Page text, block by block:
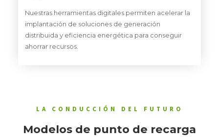
Nuestras herramientas digitales permiten acelerar la
implantación de soluciones de generación
distribuida y eficiencia energética para conseguir
ahorrar recursos.
LA CONDUCCIÓN DEL FUTURO
Modelos de punto de recarga